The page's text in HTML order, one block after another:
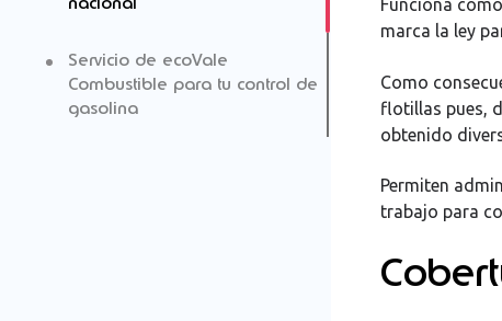
Servicio de ecoVale
Combustible para tu control de
gasolina
Funciona
marca la ley
Como
flotillas pues,
obtenido
Permiten
trabajo para